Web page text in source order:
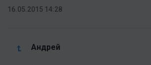
16.05.2015 14:28
Андрей